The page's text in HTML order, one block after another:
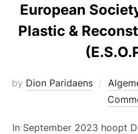
European
Plastic &
by Dion Paridaens
In September 2023 hoopt